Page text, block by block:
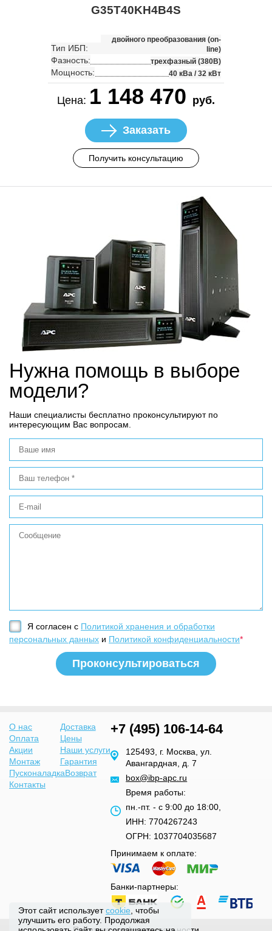
G35T40KH4B4S
Тип ИБП:
двойного преобразования (on-
line)
Фазность: трехфазный (380В)
Мощность: 40 кВа / 32 кВт
Цена: 1 148 470 руб.
Заказать
Получить консультацию
Нужна помощь в выборе
модели?
Наши специалисты бесплатно проконсультируют по
интересующим Вас вопросам.
Я согласен с Политикой хранения и обработки
персональных данных и Политикой конфиденциальности*
О нас
Доставка
Оплата
Цены
Акции
Наши услуги
Монтаж
Гарантия
ПусконаладкаВозврат
Контакты
+7 (495) 106-14-64
125493, г. Москва, ул.
Авангардная, д. 7
box@ibp-apc.ru
Время работы:
пн.-пт. - с 9:00 до 18:00,
ИНН: 7704267243
ОГРН: 1037704035687
Принимаем к оплате:
Банки-партнеры:
Этот сайт используетcookie , чтобы
улучшить его работу. Продолжая